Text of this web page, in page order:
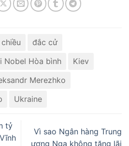
đắc cử
Nobel Hòa bình
Kiev
Merezhko
Ukraine
tỷ
Vì sao Ngân hàng Trung
ương Nga không tăng lãi